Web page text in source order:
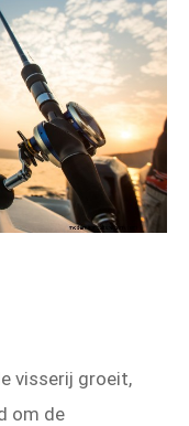
visserij groeit,
om de